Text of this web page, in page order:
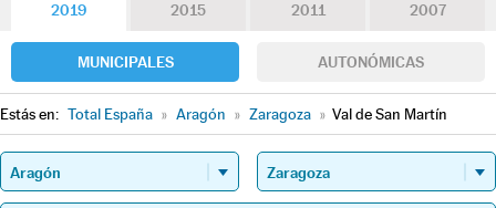
2019 2015 2011 2007
MUNICIPALES AUTONÓMICAS
Estás en: Total España » Aragón » Zaragoza » Val de San Martín